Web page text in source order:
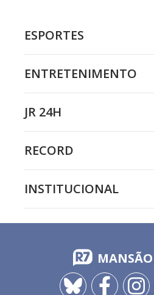
ESPORTES
ENTRETENIMENTO
JR 24H
RECORD
INSTITUCIONAL